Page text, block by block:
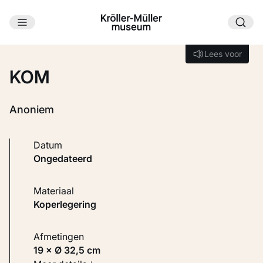
Ga naar hoofdinhoud
Lees voor
Lees voor
KOM
Anoniem
Datum
ongedateerd
Materiaal
Koperlegering
Afmetingen
19 × Ø 32,5 cm